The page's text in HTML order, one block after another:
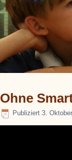
Ohne
Publiziert 3.